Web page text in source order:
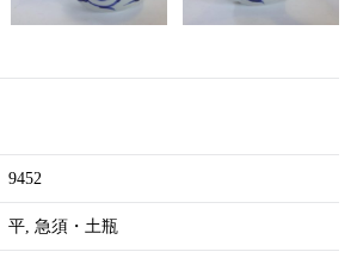
9452
平 急須・土瓶